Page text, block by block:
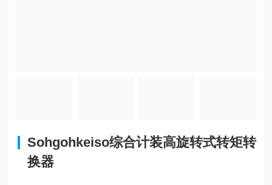
Sohgohkeiso综合计装高旋转式转矩转
换器